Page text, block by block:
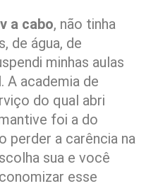
a cabo, não tinha
de água, de
minhas aulas
A academia de
do qual abri
foi a do
perder a carência na
sua e você
esse